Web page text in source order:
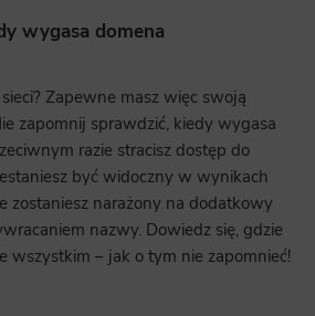
wygasa domena
Zapewne masz więc swoją
zapomnij sprawdzić, kiedy wygasa
razie stracisz dostęp do
być widoczny w wynikach
zostaniesz narażony na dodatkowy
nazwy. Dowiedz się, gdzie
wszystkim – jak o tym nie zapomnieć!